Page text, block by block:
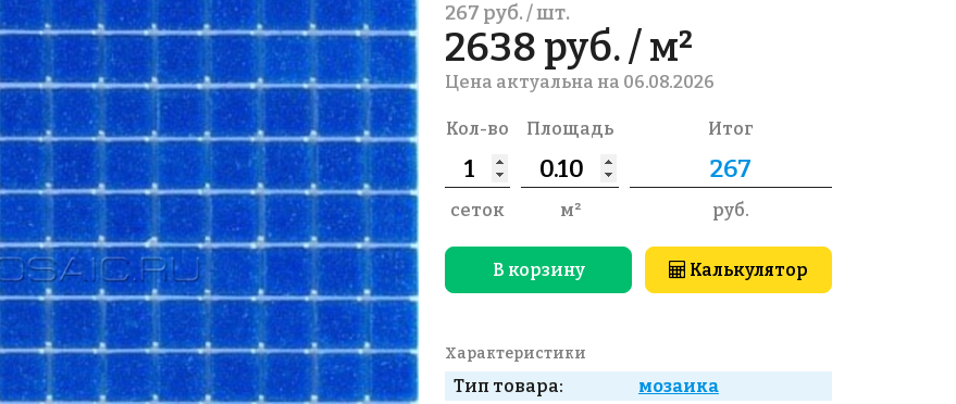
267 руб. / шт.
2638 руб. / м²
Цена актуальна на 06.08.2026
Кол-во
сеток
Площадь
м²
Итог
руб.
В корзину Калькулятор
Характеристики
Тип товара:
мозаика